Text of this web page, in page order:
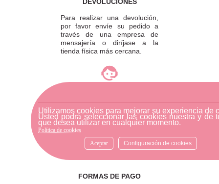
Utilizamos cookies para mejorar su experiencia de
Usted podrá seleccionar las cookies nuestra y de
que desea utilizar en cualquier momento.
Política de cookies
Aceptar
Configuración de cookies
Para realizar una devolución,
por favor envíe su pedido a
través de una empresa de
mensajería o diríjase a la
tienda física más cercana.
Si necesitas ayuda, no dudes
en escribirnos por medio de
WhatsApp al número
633540808. Estamos aquí para
resolver tus dudas y ofrecerte
el mejor servicio.
FORMAS DE PAGO